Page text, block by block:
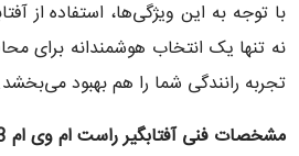
نه تنها یک انتخاب هوشمندانه برای
تجربه رانندگی شما را هم بهبود
مشخصات فنی آفتابگیر راست ام وی ام